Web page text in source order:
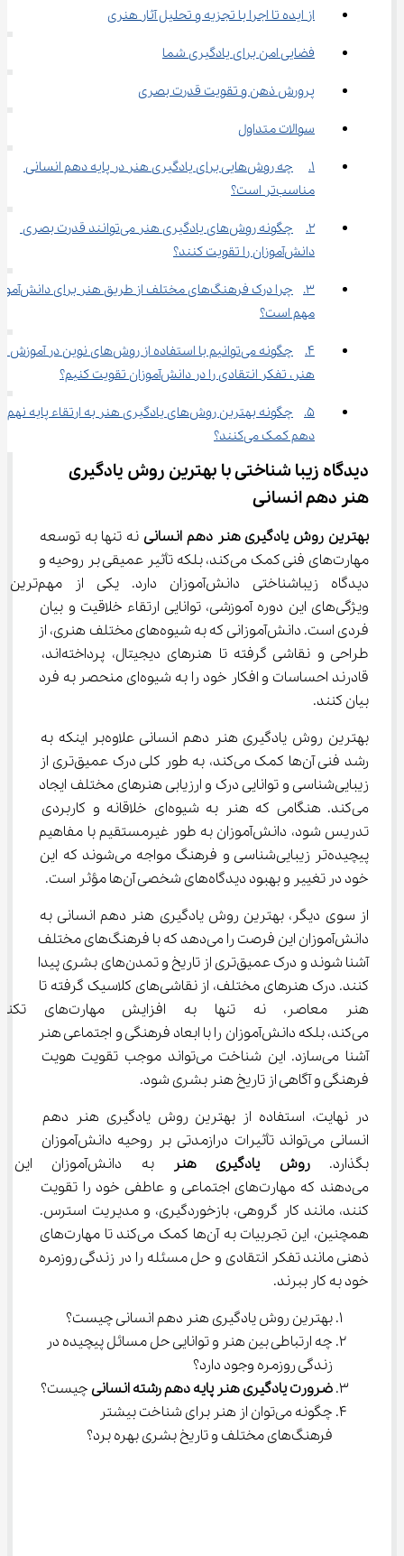
از ایده تا اجرا با تجزیه و تحلیل آثار هنری
فضایی امن برای یادگیری شما
پرورش ذهن و تقویت قدرت بصری
سوالات متداول
1.	چه روش‌هایی برای یادگیری هنر در پایه دهم انسانی
مناسب‌تر است؟
2.	چگونه روش‌های یادگیری هنر می‌توانند قدرت بصری
دانش‌آموزان را تقویت کنند؟
3.	چرا درک فرهنگ‌های مختلف
مهم است؟
4.	چگونه می‌توانیم با استفاده از روش‌های نوین در آموزش
هنر، تفکر انتقادی را در دانش‌آموزان تقویت کنیم؟
5.	چگونه بهترین روش‌های یادگیری هنر به ارتقاء پایه
دهم کمک می‌کنند؟
دیدگاه زیبا شناختی با بهترین روش یادگیری
هنر دهم انسانی
بهترین روش یادگیری هنر دهم انسانی نه تنها به توسعه
مهارت‌های فنی کمک می‌کند، بلکه تأثیر عمیقی بر روحیه و
دیدگاه زیباشناختی دانش‌آموزان دارد. یکی از مهم‌ترین
ویژگی‌های این دوره آموزشی، توانایی ارتقاء خلاقیت و بیان
فردی است. دانش‌آموزانی که به شیوه‌های مختلف هنری، از
طراحی و نقاشی گرفته تا هنرهای دیجیتال، پرداخته‌اند،
قادرند احساسات و افکار خود را به شیوه‌ای منحصر به فرد
بیان کنند.
بهترین روش یادگیری هنر دهم انسانی علاوه‌بر اینکه به
رشد فنی آن‌ها کمک می‌کند، به طور کلی درک عمیق‌تری از
زیبایی‌شناسی و توانایی درک و ارزیابی هنرهای مختلف ایجاد
می‌کند. هنگامی که هنر به شیوه‌ای خلاقانه و کاربردی
تدریس شود، دانش‌آموزان به طور غیرمستقیم با مفاهیم
پیچیده‌تر زیبایی‌شناسی و فرهنگ مواجه می‌شوند که این
خود در تغییر و بهبود دیدگاه‌های شخصی آن‌ها مؤثر است.
از سوی دیگر، بهترین روش یادگیری هنر دهم انسانی به
دانش‌آموزان این فرصت را می‌دهد که با فرهنگ‌های مختلف
آشنا شوند و درک عمیق‌تری از تاریخ و تمدن‌های بشری پیدا
کنند. درک هنرهای مختلف، از نقاشی‌های کلاسیک گرفته تا
هنر معاصر، نه تنها به
می‌کند، بلکه دانش‌آموزان را با ابعاد فرهنگی و اجتماعی هنر
آشنا می‌سازد. این شناخت می‌تواند موجب تقویت هویت
فرهنگی و آگاهی از تاریخ هنر بشری شود.
در نهایت، استفاده از بهترین روش یادگیری هنر دهم
انسانی می‌تواند تأثیرات درازمدتی بر روحیه دانش‌آموزان
بگذارد. روش یادگیری هنر
به دانش‌آموزان
می‌دهند که مهارت‌های اجتماعی و عاطفی خود را تقویت
کنند، مانند کار گروهی، بازخوردگیری، و مدیریت استرس.
همچنین، این تجربیات به آن‌ها کمک می‌کند تا مهارت‌های
ذهنی مانند تفکر انتقادی و حل مسئله را در زندگی روزمره
خود به کار ببرند.
بهترین روش یادگیری هنر دهم انسانی چیست؟
چه ارتباطی بین هنر و توانایی حل مسائل پیچیده در
زندگی روزمره وجود دارد؟
ضرورت یادگیری هنر پایه دهم رشته انسانی چیست؟
چگونه می‌توان از هنر برای شناخت بیشتر
فرهنگ‌های مختلف و تاریخ بشری بهره برد؟